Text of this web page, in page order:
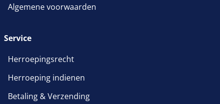
Algemene voorwaarden
Service
Herroepingsrecht
Herroeping indienen
Betaling & Verzending